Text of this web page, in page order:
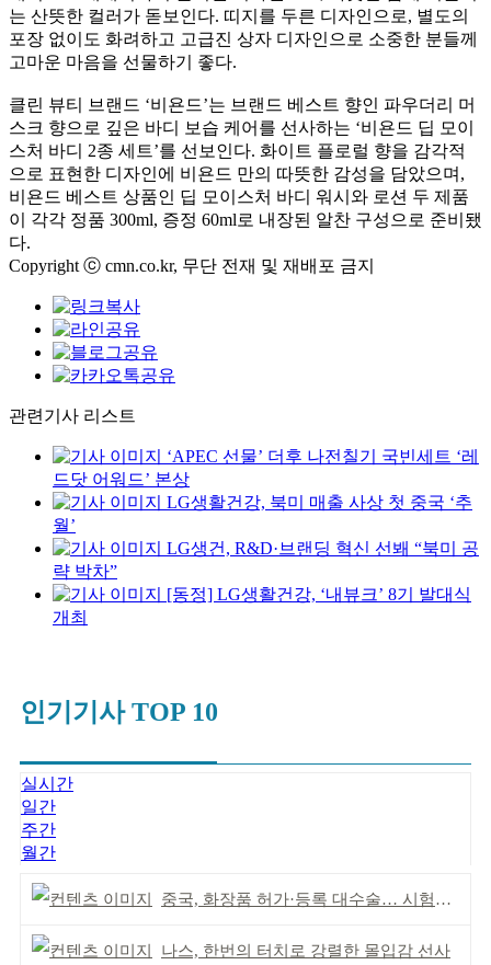
는 산뜻한 컬러가 돋보인다. 띠지를 두른 디자인으로, 별도의
포장 없이도 화려하고 고급진 상자 디자인으로 소중한 분들께
고마운 마음을 선물하기 좋다.
클린 뷰티 브랜드 ‘비욘드’는 브랜드 베스트 향인 파우더리 머
스크 향으로 깊은 바디 보습 케어를 선사하는 ‘비욘드 딥 모이
스처 바디 2종 세트’를 선보인다. 화이트 플로럴 향을 감각적
으로 표현한 디자인에 비욘드 만의 따뜻한 감성을 담았으며,
비욘드 베스트 상품인 딥 모이스처 바디 워시와 로션 두 제품
이 각각 정품 300ml, 증정 60ml로 내장된 알찬 구성으로 준비됐
다.
Copyright ⓒ cmn.co.kr, 무단 전재 및 재배포 금지
관련기사 리스트
‘APEC 선물’ 더후 나전칠기 국빈세트 ‘레
드닷 어워드’ 본상
LG생활건강, 북미 매출 사상 첫 중국 ‘추
월’
LG생건, R&D·브랜딩 혁신 선봬 “북미 공
략 박차”
[동정] LG생활건강, ‘내뷰크’ 8기 발대식
개최
인기기사 TOP 10
실시간
일간
주간
월간
중국, 화장품 허가·등록 대수술… 시험자료 공용 허용
나스, 한번의 터치로 강렬한 몰입감 선사